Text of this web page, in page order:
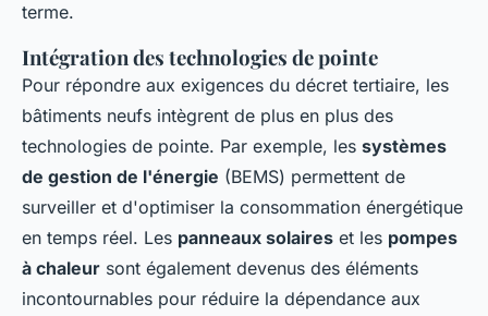
terme.
Intégration des technologies de pointe
Pour répondre aux exigences du décret tertiaire, les
bâtiments neufs intègrent de plus en plus des
technologies de pointe. Par exemple, les systèmes
de gestion de l'énergie (BEMS) permettent de
surveiller et d'optimiser la consommation énergétique
en temps réel. Les panneaux solaires et les pompes
à chaleur sont également devenus des éléments
incontournables pour réduire la dépendance aux